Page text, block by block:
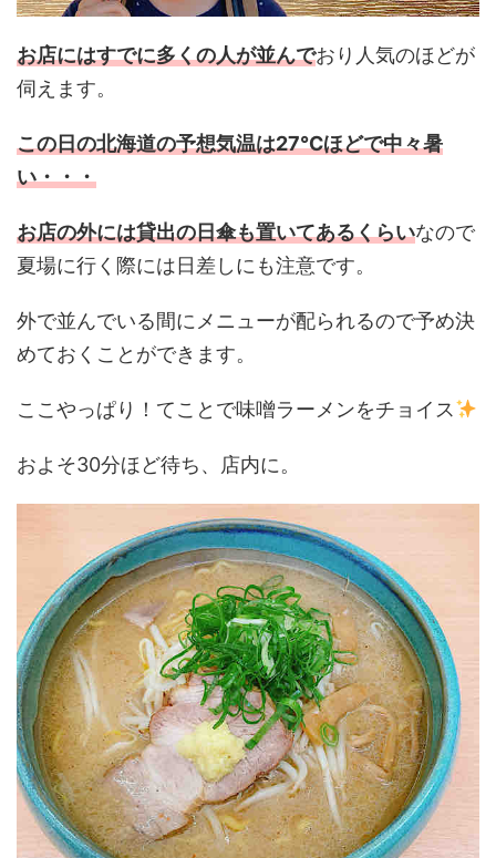
お店にはすでに多くの人が並んでおり人気のほどが
伺えます。
この日の北海道の予想気温は27℃ほどで中々暑
い・・・
お店の外には貸出の日傘も置いてあるくらいなので
夏場に行く際には日差しにも注意です。
外で並んでいる間にメニューが配られるので予め決
めておくことができます。
ここやっぱり！てことで味噌ラーメンをチョイス
およそ30分ほど待ち、店内に。